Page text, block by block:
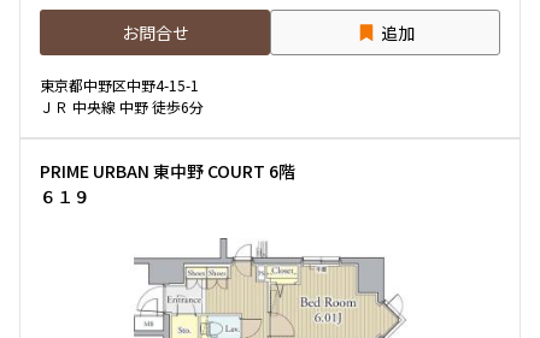
お問合せ 追加
東京都中野区中野4-15-1
ＪＲ 中央線 中野 徒歩6分
PRIME URBAN 東中野 COURT 6階
６１９